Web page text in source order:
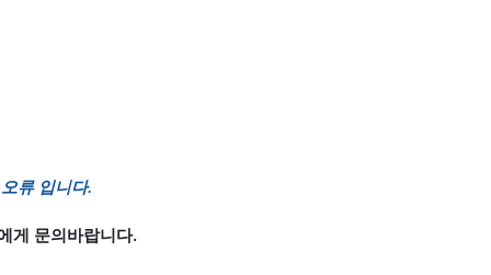
류 입니다.
게 문의바랍니다.